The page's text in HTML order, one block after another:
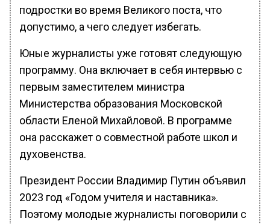
подростки во время Великого поста, что
допустимо, а чего следует избегать.
Юные журналисты уже готовят следующую
программу. Она включает в себя интервью с
первым заместителем министра
Министерства образования Московской
области Еленой Михайловой. В программе
она расскажет о совместной работе школ и
духовенства.
Президент России Владимир Путин объявил
2023 год «Годом учителя и наставника».
Поэтому молодые журналисты поговорили с